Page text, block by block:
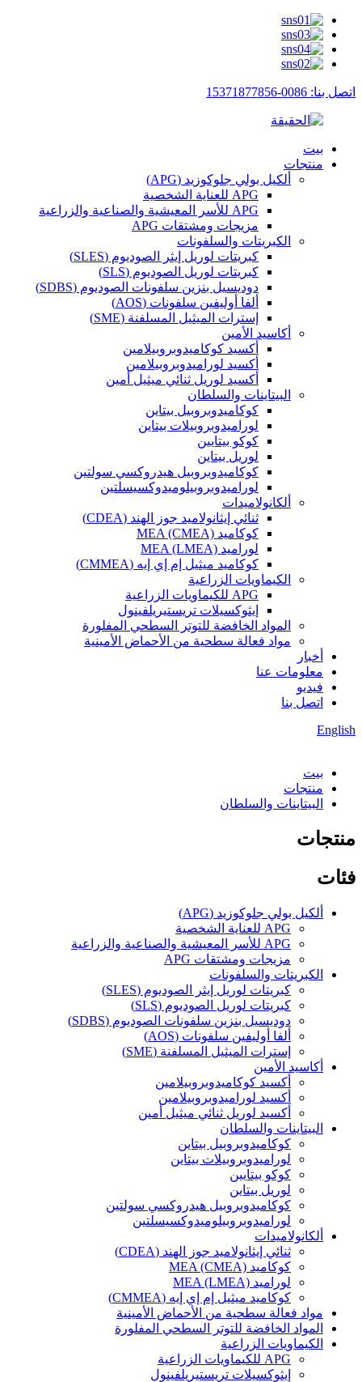
اتصل بنا: 0086-15371877856
بيت
منتجات
ألكيل بولي جلوكوزيد (APG)
APG للعناية الشخصية
APG للأسر المعيشية والصناعية والزراعية
مزيجات ومشتقات APG
الكبريتات والسلفونات
كبريتات لوريل إيثر الصوديوم (SLES)
كبريتات لوريل الصوديوم (SLS)
دوديسيل بنزين سلفونات الصوديوم (SDBS)
ألفا أوليفين سلفونات (AOS)
إسترات الميثيل المسلفنة (SME)
أكاسيد الأمين
أكسيد كوكاميدوبروبيلامين
أكسيد لوراميدوبروبيلامين
أكسيد لوريل ثنائي ميثيل أمين
البيتاينات والسلطان
كوكاميدوبروبيل بيتاين
لوراميدوبروبيلات بيتاين
كوكو بيتايين
لوريل بيتاين
كوكاميدوبروبيل هيدروكسي سولتين
لوراميدوبروبيلوميدوكسيسلتين
ألكانولاميدات
ثنائي إيثانولاميد جوز الهند (CDEA)
كوكاميد MEA (CMEA)
لوراميد MEA (LMEA)
كوكاميد ميثيل إم إي إيه (CMMEA)
الكيماويات الزراعية
APG للكيماويات الزراعية
إيثوكسيلات تريستيريلفينول
المواد الخافضة للتوتر السطحي المفلورة
مواد فعالة سطحية من الأحماض الأمينية
أخبار
معلومات عنا
فيديو
اتصل بنا
English
بيت
منتجات
البيتاينات والسلطان
منتجات
فئات
ألكيل بولي جلوكوزيد (APG)
APG للعناية الشخصية
APG للأسر المعيشية والصناعية والزراعية
مزيجات ومشتقات APG
الكبريتات والسلفونات
كبريتات لوريل إيثر الصوديوم (SLES)
كبريتات لوريل الصوديوم (SLS)
دوديسيل بنزين سلفونات الصوديوم (SDBS)
ألفا أوليفين سلفونات (AOS)
إسترات الميثيل المسلفنة (SME)
أكاسيد الأمين
أكسيد كوكاميدوبروبيلامين
أكسيد لوراميدوبروبيلامين
أكسيد لوريل ثنائي ميثيل أمين
البيتاينات والسلطان
كوكاميدوبروبيل بيتاين
لوراميدوبروبيلات بيتاين
كوكو بيتايين
لوريل بيتاين
كوكاميدوبروبيل هيدروكسي سولتين
لوراميدوبروبيلوميدوكسيسلتين
ألكانولاميدات
ثنائي إيثانولاميد جوز الهند (CDEA)
كوكاميد MEA (CMEA)
لوراميد MEA (LMEA)
كوكاميد ميثيل إم إي إيه (CMMEA)
مواد فعالة سطحية من الأحماض الأمينية
المواد الخافضة للتوتر السطحي المفلورة
الكيماويات الزراعية
APG للكيماويات الزراعية
إيثوكسيلات تريستيريلفينول